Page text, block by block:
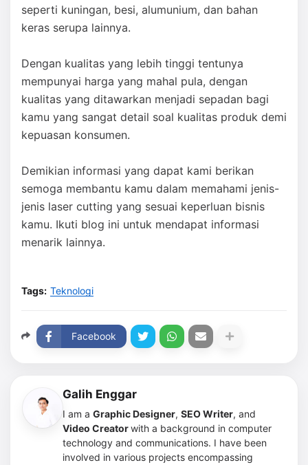
seperti kuningan, besi, alumunium, dan bahan
keras serupa lainnya.
Dengan kualitas yang lebih tinggi tentunya
mempunyai harga yang mahal pula, dengan
kualitas yang ditawarkan menjadi sepadan bagi
kamu yang sangat detail soal kualitas produk demi
kepuasan konsumen.
Demikian informasi yang dapat kami berikan
semoga membantu kamu dalam memahami jenis-
jenis laser cutting yang sesuai keperluan bisnis
kamu. Ikuti blog ini untuk mendapat informasi
menarik lainnya.
Tags: Teknologi
Facebook
Galih Enggar
I am a Graphic Designer, SEO Writer, and
Video Creatorwith a background in computer
technology and communications. I have been
involved in various projects encompassing